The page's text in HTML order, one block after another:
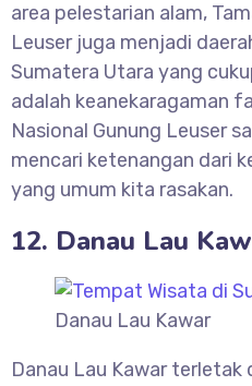
area pelestarian alam,
Leuser juga menjadi
Sumatera Utara yang
adalah keanekaragaman
Nasional Gunung Leuser
mencari ketenangan dari
yang umum kita rasakan.
12. Danau Lau
Danau Lau Kawar
Danau Lau Kawar terletak